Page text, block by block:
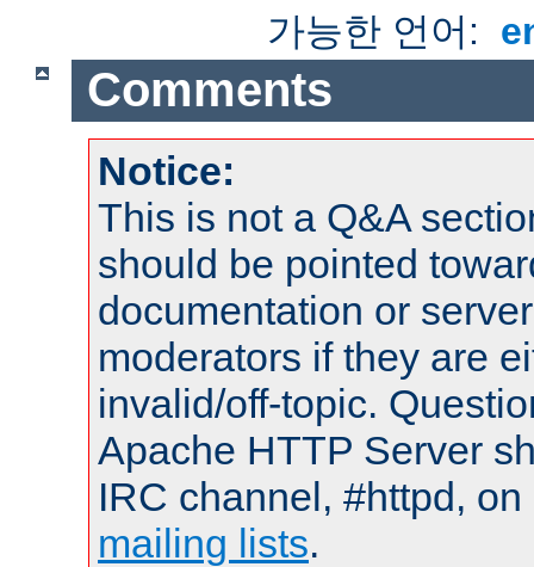
가능한 언어:
Comments
Notice:
This is not a Q&A
should be pointed
documentation or
moderators if they are
invalid/off-topic.
Apache HTTP Server
IRC channel, #httpd,
mailing lists.